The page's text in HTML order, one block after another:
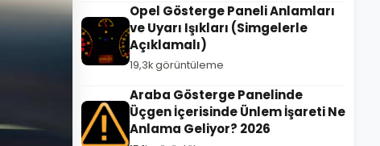
Opel Gösterge Paneli Anlamları
ve Uyarı Işıkları (Simgelerle
Açıklamalı)
19,3k görüntüleme
Araba Gösterge Panelinde
Üçgen İçerisinde Ünlem İşareti Ne
Anlama Geliyor? 2026